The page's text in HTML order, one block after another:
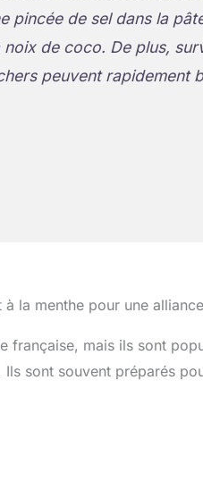
pincée de sel dans la
noix de coco. De plus,
peuvent rapidement
la menthe pour une
française, mais ils sont
sont souvent préparés